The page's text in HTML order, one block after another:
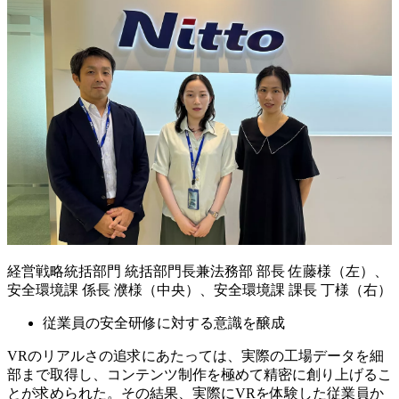
経営戦略統括部門 統括部門長兼法務部 部長 佐藤様（左）、
安全環境課 係長 濮様（中央）、安全環境課 課長 丁様（右）
従業員の安全研修に対する意識を醸成
VRのリアルさの追求にあたっては、実際の工場データを細
部まで取得し、コンテンツ制作を極めて精密に創り上げるこ
とが求められた。その結果、実際にVRを体験した従業員か